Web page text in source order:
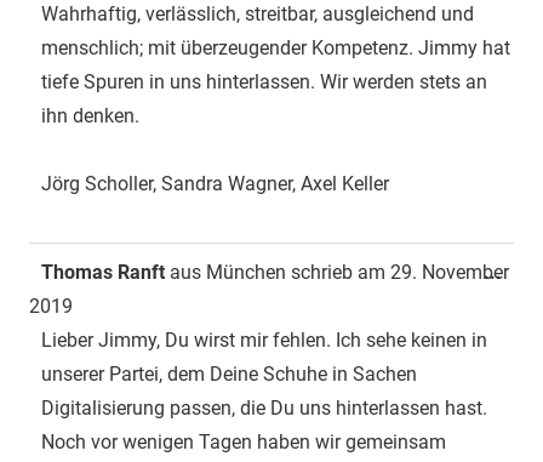
Wahrhaftig, verlässlich, streitbar, ausgleichend und
menschlich; mit überzeugender Kompetenz. Jimmy hat
tiefe Spuren in uns hinterlassen. Wir werden stets an
ihn denken.
Jörg Scholler, Sandra Wagner, Axel Keller
Thomas Ranft aus München schrieb am 29. November
2019
Lieber Jimmy, Du wirst mir fehlen. Ich sehe keinen in
unserer Partei, dem Deine Schuhe in Sachen
Digitalisierung passen, die Du uns hinterlassen hast.
Noch vor wenigen Tagen haben wir gemeinsam
...